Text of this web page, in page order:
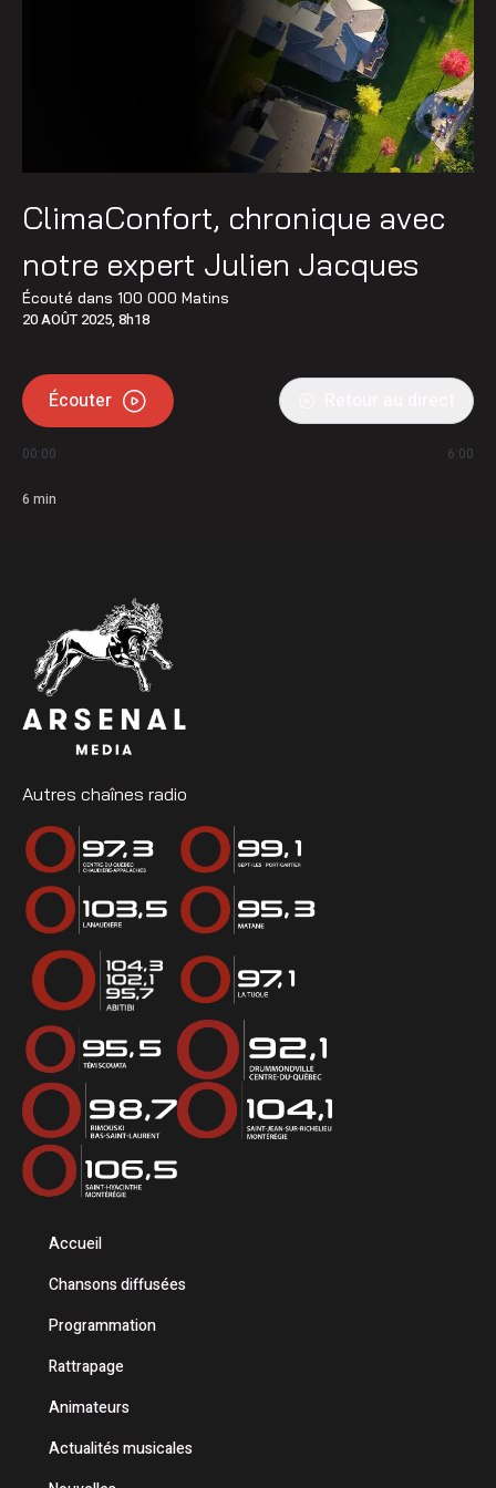
ClimaConfort, chronique avec
notre expert Julien Jacques
Écouté dans 100 000 Matins
20 AOÛT 2025, 8h18
Écouter
00:00 6:00
6 min
Autres chaînes radio
Accueil
Chansons diffusées
Programmation
Rattrapage
Animateurs
Actualités musicales